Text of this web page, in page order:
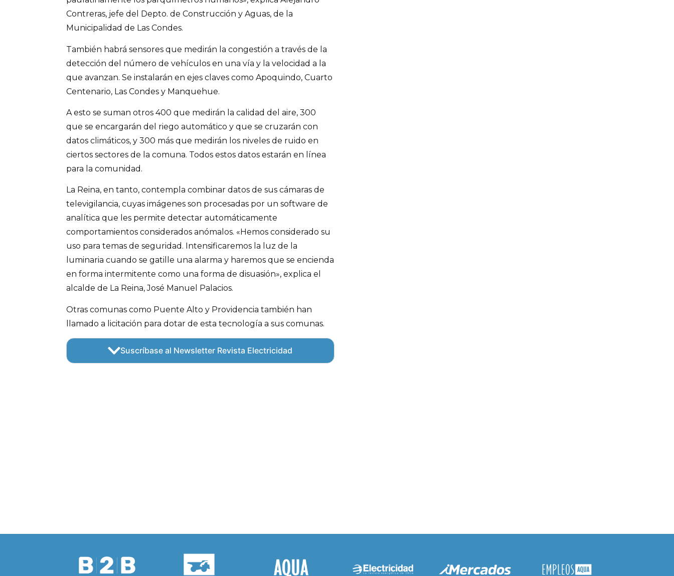
Contreras, jefe del Depto. de Construcción y Aguas, de la
Municipalidad de Las Condes.
También habrá sensores que medirán la congestión a través de la
detección del número de vehículos en una vía y la velocidad a la
que avanzan. Se instalarán en ejes claves como Apoquindo, Cuarto
Centenario, Las Condes y Manquehue.
A esto se suman otros 400 que medirán la calidad del aire, 300
que se encargarán del riego automático y que se cruzarán con
datos climáticos, y 300 más que medirán los niveles de ruido en
ciertos sectores de la comuna. Todos estos datos estarán en línea
para la comunidad.
La Reina, en tanto, contempla combinar datos de sus cámaras de
televigilancia, cuyas imágenes son procesadas por un software de
analítica que les permite detectar automáticamente
comportamientos considerados anómalos. «Hemos considerado su
uso para temas de seguridad. Intensificaremos la luz de la
luminaria cuando se gatille una alarma y haremos que se encienda
en forma intermitente como una forma de disuasión», explica el
alcalde de La Reina, José Manuel Palacios.
Otras comunas como Puente Alto y Providencia también han
llamado a licitación para dotar de esta tecnología a sus comunas.
Suscríbase al Newsletter Revista Electricidad